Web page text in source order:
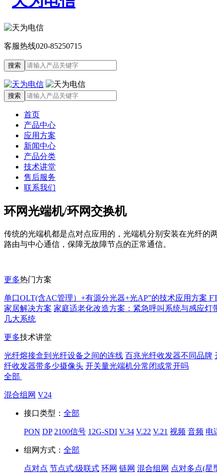
客服热线020-85250715
首页
产品中心
应用方案
新闻中心
产品分类
技术讲堂
售后服务
联系我们
环网光端机/环网交换机
传统的光端机都是点对点应用的，光端机分别安装在光纤的
路由与中心通信，保障无故障节点的正常通信。
更多热门方案
单口OLT(含AC管理）+有源分光器+光AP”的技术应用方案
家居解决方案 家庭适老化改造方案：紧急呼叫系统与感应灯
几大系统
更多技术讲堂
光纤熔接盒到光纤设备之间的连线 百兆光纤收发器不同品牌
纤收发器带多少摄像头 开关量光端机分常闭或常开吗
全部
混合组网 V24
接口类型： 全部
PON DP 2100信号 12G-SDI V.34 V.22 V.21 视频 音频 电
组网方式： 全部
点对点 节点式/级联式 环网 链网 混合组网 点对多点(星